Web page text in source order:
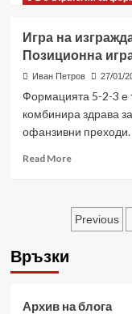
5-
3
Числени
предимства,
фланговете
в
Игра на
Позиционна
Иван Петров 27/01/
Формацията 5-2-3 е
комбинира здрава
офанзивни
Read MoreRead
на
изграждане,
игра
Previous
Връзки
Архив на блога